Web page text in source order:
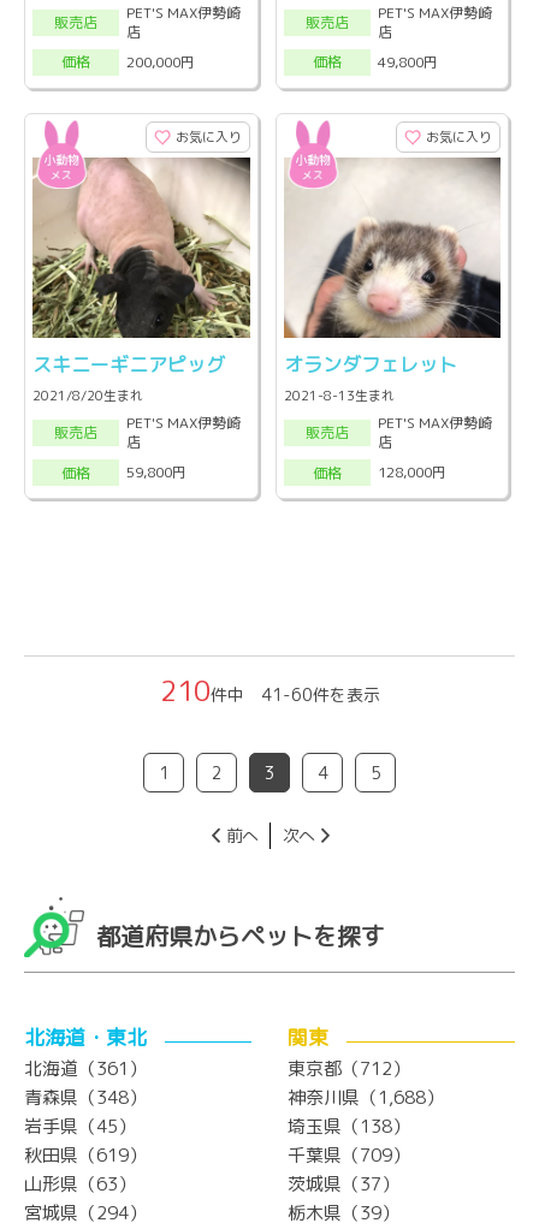
販売店
PET'S MAX伊勢崎
店
価格
200,000円
販売店
PET'S MAX伊勢崎
店
価格
49,800円
お気に入り
スキニーギニアピッグ
2021/8/20生まれ
販売店
PET'S MAX伊勢崎
店
価格
59,800円
お気に入り
オランダフェレット
2021-8-13生まれ
販売店
PET'S MAX伊勢崎
店
価格
128,000円
210件中 41-60件を表示
1 2 3 4 5
前へ 次へ
都道府県からペットを探す
北海道・東北
北海道（361）
青森県（348）
岩手県（45）
秋田県（619）
山形県（63）
宮城県（294）
関東
東京都（712）
神奈川県（1,688）
埼玉県（138）
千葉県（709）
茨城県（37）
栃木県（39）